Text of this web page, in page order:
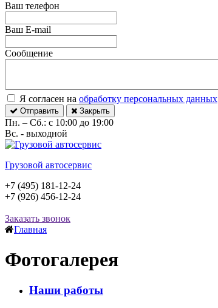
Ваш телефон
Ваш E-mail
Сообщение
Я согласен на обработку персональных данных
Отправить Закрыть
Пн. – Сб.: с 10:00 до 19:00
Вс. - выходной
Грузовой автосервис
+7 (495) 181-12-24
+7 (926) 456-12-24
Заказать звонок
Главная
Фотогалерея
Наши работы